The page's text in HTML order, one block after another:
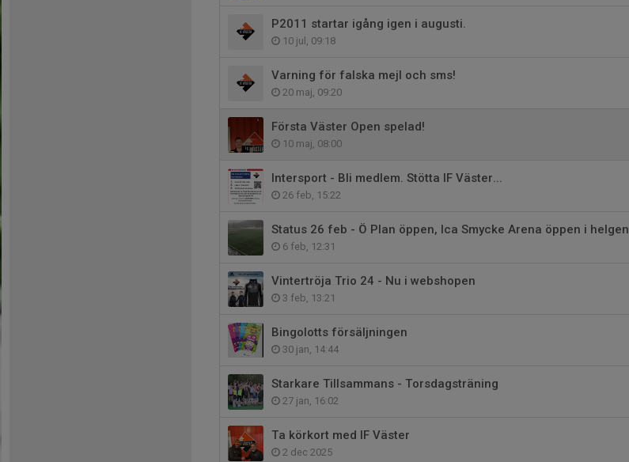
P2011 startar igång igen i augusti.
10 jul, 09:18
Varning för falska mejl och sms!
20 maj, 09:20
Första Väster Open spelad!
10 maj, 08:00
Intersport - Bli medlem. Stötta IF Väster...
26 feb, 15:22
Status 26 feb - Ö Plan öppen, Ica Smycke Arena öppen i helgen
6 feb, 12:31
Vintertröja Trio 24 - Nu i webshopen
3 feb, 13:21
Bingolotts försäljningen
30 jan, 14:44
Starkare Tillsammans - Torsdagsträning
27 jan, 16:02
Ta körkort med IF Väster
2 dec 2025